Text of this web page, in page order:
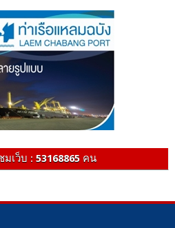
มเว็บ : 53168865คน